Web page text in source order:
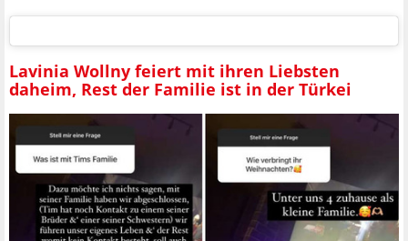
Lavinia Wollny feiert mit ihren Liebsten
daheim, Rest der Familie ist in der Türkei